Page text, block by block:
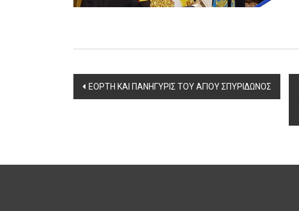
Post
navigation
ΕΟΡΤΗ ΚΑΙ ΠΑΝΗΓΥΡΙΣ ΤΟΥ ΑΓΙΟΥ ΣΠΥΡΙΔΩΝΟΣ